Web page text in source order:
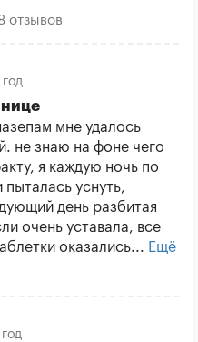
отзывов
мне удалось
не знаю на фоне чего
я каждую ночь по
уснуть,
день разбитая
очень уставала, все
оказались... Ещё